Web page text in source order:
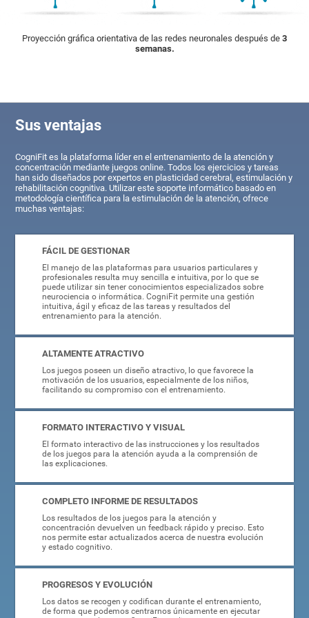
Proyección gráfica orientativa de las redes neuronales después de 3
semanas.
Sus ventajas
CogniFit es la plataforma líder en el entrenamiento de la atención y
concentración mediante juegos online. Todos los ejercicios y tareas
han sido diseñados por expertos en plasticidad cerebral, estimulación y
rehabilitación cognitiva. Utilizar este soporte informático basado en
metodología científica para la estimulación de la atención, ofrece
muchas ventajas:
FÁCIL DE GESTIONAR
El manejo de las plataformas para usuarios particulares y
profesionales resulta muy sencilla e intuitiva, por lo que se
puede utilizar sin tener conocimientos especializados sobre
neurociencia o informática. CogniFit permite una gestión
intuitiva, ágil y eficaz de las tareas y resultados del
entrenamiento para la atención.
ALTAMENTE ATRACTIVO
Los juegos poseen un diseño atractivo, lo que favorece la
motivación de los usuarios, especialmente de los niños,
facilitando su compromiso con el entrenamiento.
FORMATO INTERACTIVO Y VISUAL
El formato interactivo de las instrucciones y los resultados
de los juegos para la atención ayuda a la comprensión de
las explicaciones.
COMPLETO INFORME DE RESULTADOS
Los resultados de los juegos para la atención y
concentración devuelven un feedback rápido y preciso. Esto
nos permite estar actualizados acerca de nuestra evolución
y estado cognitivo.
PROGRESOS Y EVOLUCIÓN
Los datos se recogen y codifican durante el entrenamiento,
de forma que podemos centrarnos únicamente en ejecutar